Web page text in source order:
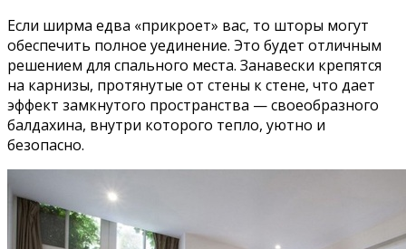
Если ширма едва «прикроет» вас, то шторы могут
обеспечить полное уединение. Это будет отличным
решением для спального места. Занавески крепятся
на карнизы, протянутые от стены к стене, что дает
эффект замкнутого пространства — своеобразного
балдахина, внутри которого тепло, уютно и
безопасно.